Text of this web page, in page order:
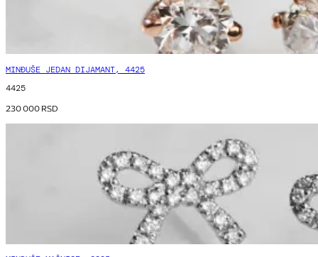
MINĐUŠE JEDAN DIJAMANT, 4425
4425
230 000RSD